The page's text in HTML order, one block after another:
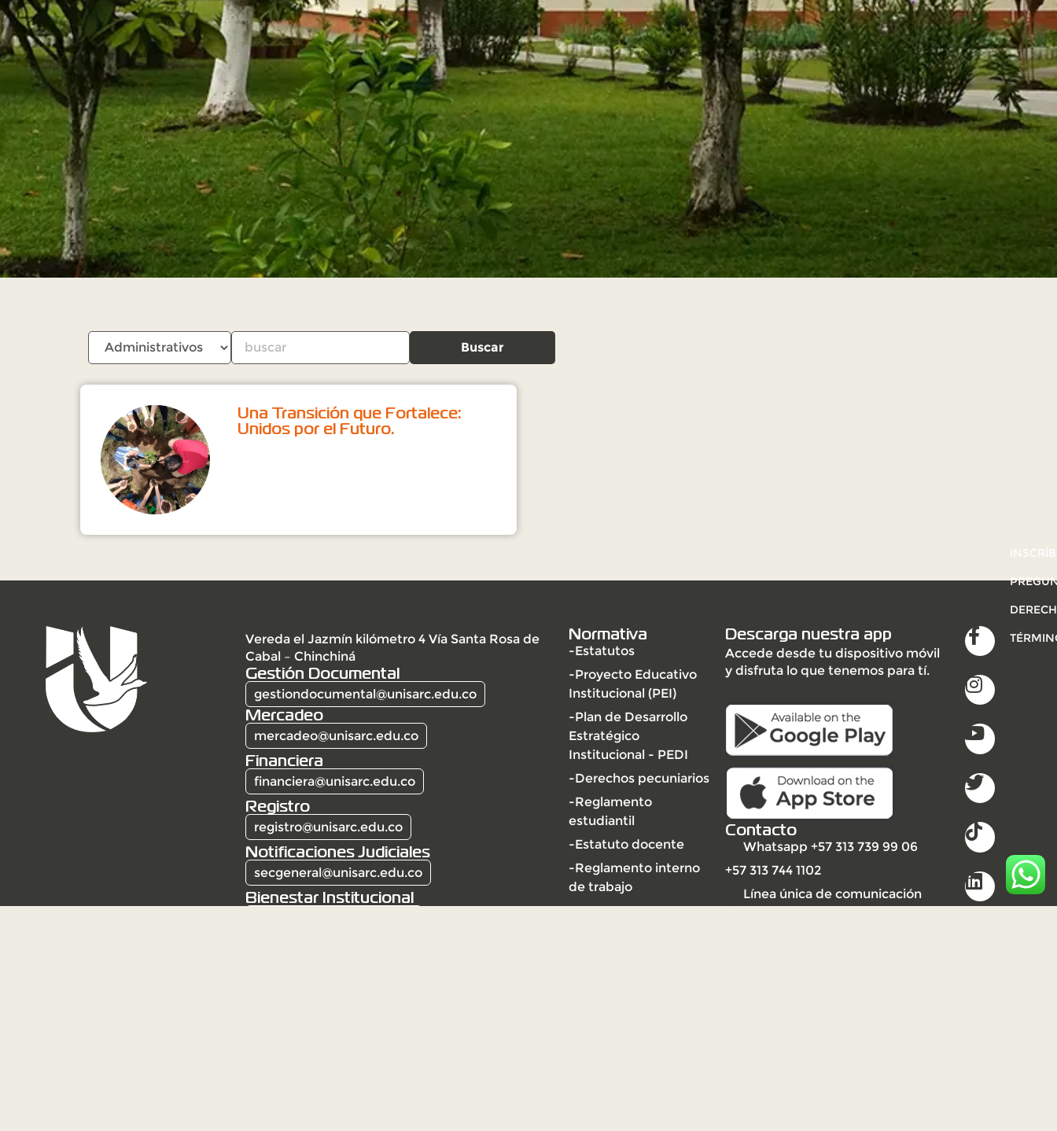
Buscar
Una Transición que Fortalece:
Unidos por el Futuro.
Vereda el Jazmín kilómetro 4 Vía Santa Rosa de
Cabal – Chinchiná
Gestión Documental
gestiondocumental@unisarc.edu.co
Mercadeo
mercadeo@unisarc.edu.co
Financiera
financiera@unisarc.edu.co
Registro
registro@unisarc.edu.co
Notificaciones Judiciales
secgeneral@unisarc.edu.co
Bienestar Institucional
Normativa
-Estatutos
-Proyecto Educativo
Institucional (PEI)
-Plan de Desarrollo
Estratégico
Institucional - PEDI
-Derechos pecuniarios
-Reglamento
estudiantil
-Estatuto docente
-Reglamento interno
de trabajo
Descarga nuestra app
Accede desde tu dispositivo móvil
y disfruta lo que tenemos para tí.
Contacto
Whatsapp +57 313 739 99 06
+57 313 744 1102
Línea única de comunicación